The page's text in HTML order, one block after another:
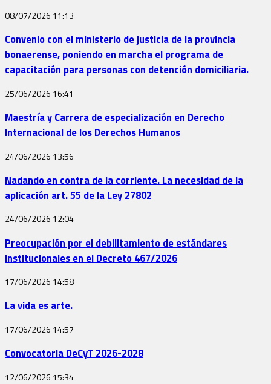
08/07/2026 11:13
Convenio con el ministerio de justicia de la provincia
bonaerense, poniendo en marcha el programa de
capacitación para personas con detención domiciliaria.
25/06/2026 16:41
Maestría y Carrera de especialización en Derecho
Internacional de los Derechos Humanos
24/06/2026 13:56
Nadando en contra de la corriente. La necesidad de la
aplicación art. 55 de la Ley 27802
24/06/2026 12:04
Preocupación por el debilitamiento de estándares
institucionales en el Decreto 467/2026
17/06/2026 14:58
La vida es arte.
17/06/2026 14:57
Convocatoria DeCyT 2026-2028
12/06/2026 15:34